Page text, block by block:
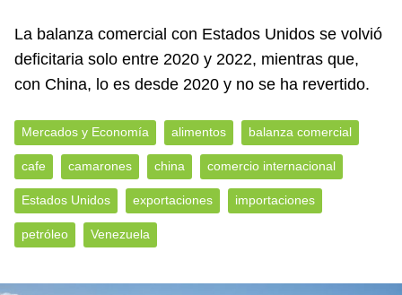
La balanza comercial con Estados Unidos se volvió
deficitaria solo entre 2020 y 2022, mientras que,
con China, lo es desde 2020 y no se ha revertido.
Mercados y Economía alimentos balanza comercial
cafe camarones china comercio internacional
Estados Unidos exportaciones importaciones
petróleo Venezuela